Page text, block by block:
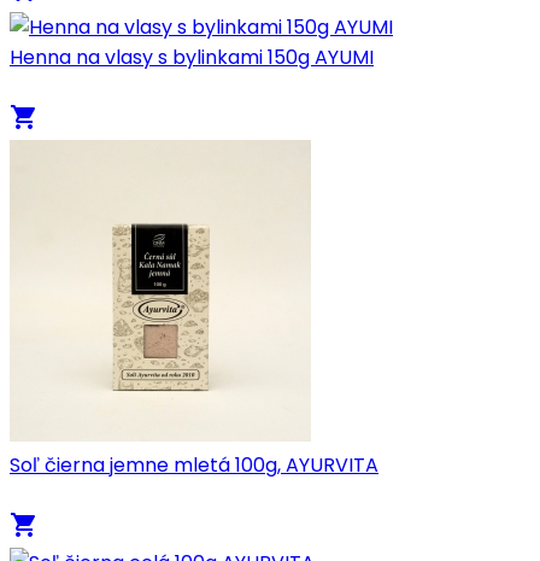
Henna na vlasy s bylinkami 150g AYUMI
local_grocery_store
Soľ čierna jemne mletá 100g, AYURVITA
local_grocery_store